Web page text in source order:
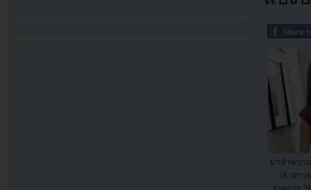
มาทำควา
เจ้าสาว